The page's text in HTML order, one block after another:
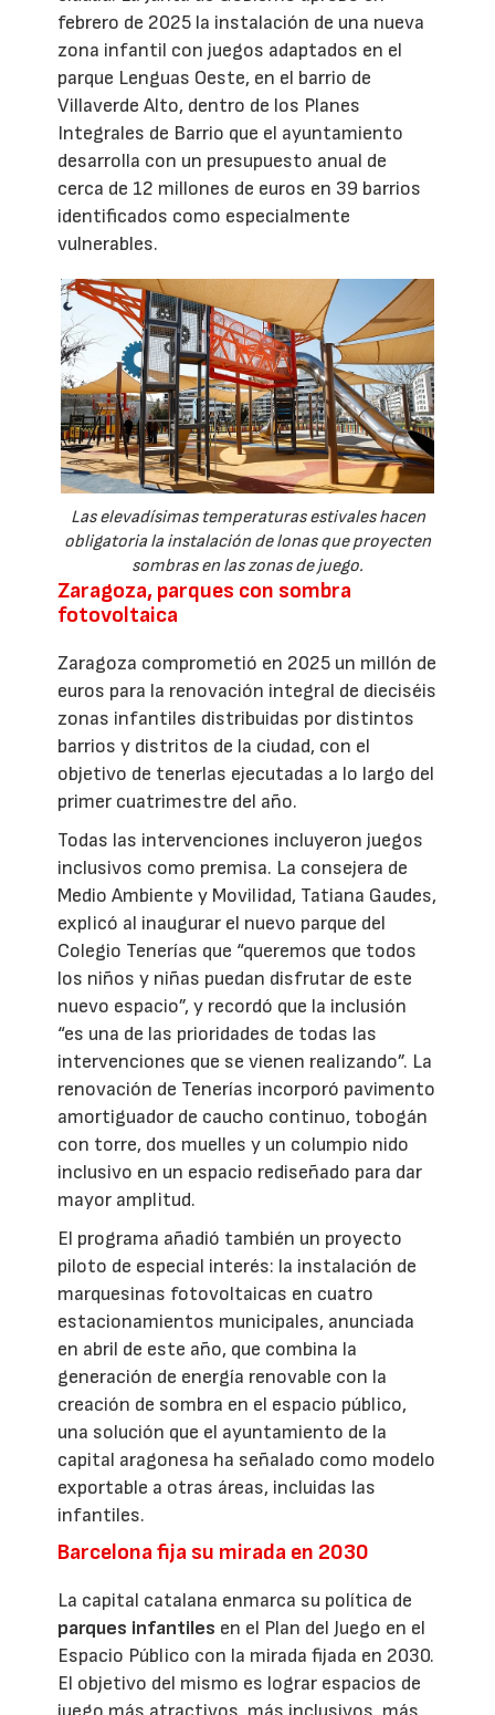
febrero de 2025 la instalación de una nueva
zona infantil con juegos adaptados en el
parque Lenguas Oeste, en el barrio de
Villaverde Alto, dentro de los Planes
Integrales de Barrio que el ayuntamiento
desarrolla con un presupuesto anual de
cerca de 12 millones de euros en 39 barrios
identificados como especialmente
vulnerables.
Las elevadísimas temperaturas estivales hacen
obligatoria la instalación de lonas que proyecten
sombras en las zonas de juego.
Zaragoza, parques con sombra
fotovoltaica
Zaragoza comprometió en 2025 un millón de
euros para la renovación integral de dieciséis
zonas infantiles distribuidas por distintos
barrios y distritos de la ciudad, con el
objetivo de tenerlas ejecutadas a lo largo del
primer cuatrimestre del año.
Todas las intervenciones incluyeron juegos
inclusivos como premisa. La consejera de
Medio Ambiente y Movilidad, Tatiana Gaudes,
explicó al inaugurar el nuevo parque del
Colegio Tenerías que “queremos que todos
los niños y niñas puedan disfrutar de este
nuevo espacio”, y recordó que la inclusión
“es una de las prioridades de todas las
intervenciones que se vienen realizando”. La
renovación de Tenerías incorporó pavimento
amortiguador de caucho continuo, tobogán
con torre, dos muelles y un columpio nido
inclusivo en un espacio rediseñado para dar
mayor amplitud.
El programa añadió también un proyecto
piloto de especial interés: la instalación de
marquesinas fotovoltaicas en cuatro
estacionamientos municipales, anunciada
en abril de este año, que combina la
generación de energía renovable con la
creación de sombra en el espacio público,
una solución que el ayuntamiento de la
capital aragonesa ha señalado como modelo
exportable a otras áreas, incluidas las
infantiles.
Barcelona fija su mirada en 2030
La capital catalana enmarca su política de
parques infantiles en el Plan del Juego en el
Espacio Público con la mirada fijada en 2030.
El objetivo del mismo es lograr espacios de